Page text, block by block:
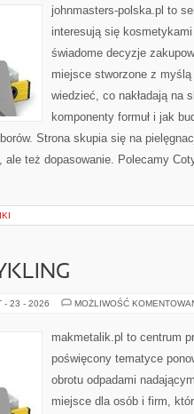
johnmasters-polska.pl to
interesują się
świadome decyzje
miejsce stworzone z
wiedzieć, co nakładają na
komponenty formuł i jak
Strona skupia się na
ale też dopasowanie. Polecamy
- 23 - 2026 MOŻLIWOŚĆ
makmetalik.pl to centrum
poświęcony tematyce
obrotu odpadami
miejsce dla osób i firm,